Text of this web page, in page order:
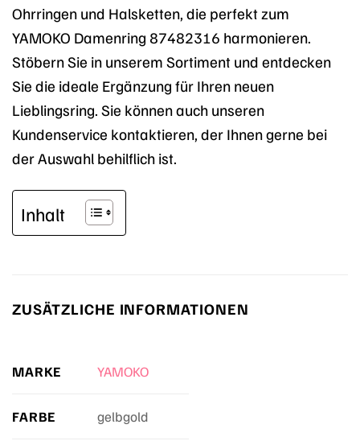
Ohrringen und Halsketten, die perfekt zum
YAMOKO Damenring 87482316 harmonieren.
Stöbern Sie in unserem Sortiment und entdecken
Sie die ideale Ergänzung für Ihren neuen
Lieblingsring. Sie können auch unseren
Kundenservice kontaktieren, der Ihnen gerne bei
der Auswahl behilflich ist.
Inhalt
ZUSÄTZLICHE INFORMATIONEN
MARKE YAMOKO
FARBE gelbgold